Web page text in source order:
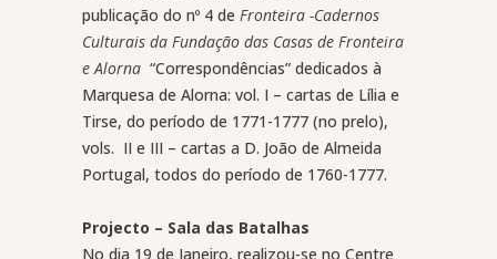
publicação do nº 4 de Fronteira -Cadernos
Culturais da Fundação das Casas de Fronteira
e Alorna “Correspondências” dedicados à
Marquesa de Alorna: vol. I – cartas de Lília e
Tirse, do período de 1771-1777 (no prelo),
vols. II e III – cartas a D. João de Almeida
Portugal, todos do período de 1760-1777.
Projecto – Sala das Batalhas
No dia 19 de Janeiro, realizou-se no Centre